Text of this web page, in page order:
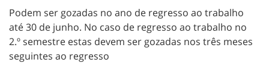
Podem ser gozadas no ano de regresso ao trabalho
até 30 de junho. No caso de regresso ao trabalho no
2.º semestre estas devem ser gozadas nos três meses
seguintes ao regresso